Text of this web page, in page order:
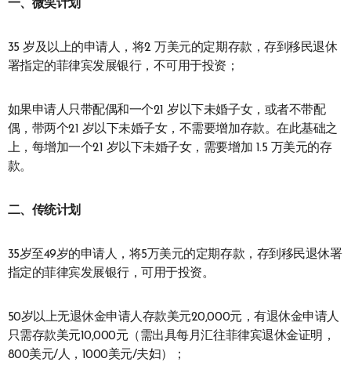
一、 微笑计划
35 岁及以上的申请人，将2 万美元的定期存款，存到移民退休
署指定的菲律宾发展银行，不可用于投资；
如果申请人只带配偶和一个21 岁以下未婚子女，或者不带配
偶，带两个21 岁以下未婚子女，不需要增加存款。在此基础之
上，每增加一个21 岁以下未婚子女，需要增加 1.5 万美元的存
款。
二、 传统计划
35岁至49岁的申请人，将5万美元的定期存款，存到移民退休署
指定的菲律宾发展银行，可用于投资。
50岁以上无退休金申请人存款美元20,000元，有退休金申请人
只需存款美元10,000元（需出具每月汇往菲律宾退休金证明，
800美元/人，1000美元/夫妇）；